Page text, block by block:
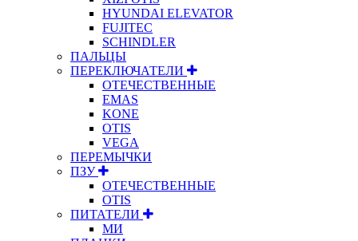
HYUNDAI ELEVATOR
FUJITEC
SCHINDLER
ПАЛЬЦЫ
ПЕРЕКЛЮЧАТЕЛИ
ОТЕЧЕСТВЕННЫЕ
EMAS
KONE
OTIS
VEGA
ПЕРЕМЫЧКИ
ПЗУ
ОТЕЧЕСТВЕННЫЕ
OTIS
ПИТАТЕЛИ
МИ